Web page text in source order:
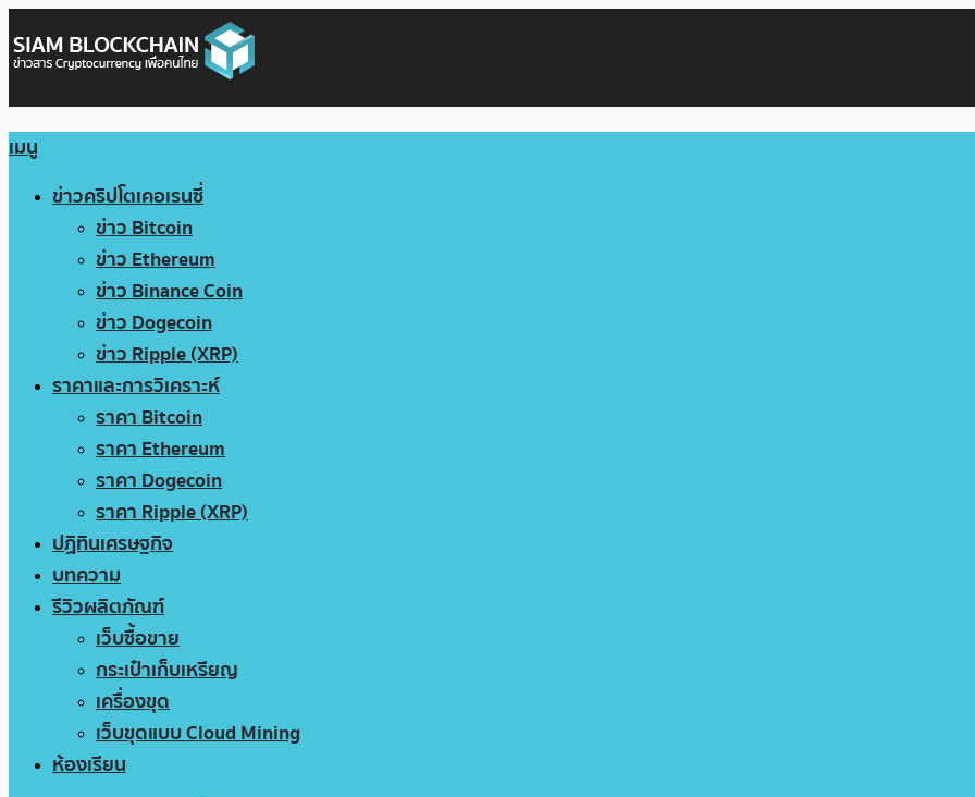
เมนู
ข่าวคริปโตเคอเรนซี่
ข่าว Bitcoin
ข่าว Ethereum
ข่าว Binance Coin
ข่าว Dogecoin
ข่าว Ripple (XRP)
ราคาและการวิเคราะห์
ราคา Bitcoin
ราคา Ethereum
ราคา Dogecoin
ราคา Ripple (XRP)
ปฏิทินเศรษฐกิจ
บทความ
รีวิวผลิตภัณฑ์
เว็บซื้อขาย
กระเป๋าเก็บเหรียญ
เครื่องขุด
เว็บขุดแบบ Cloud Mining
ห้องเรียน